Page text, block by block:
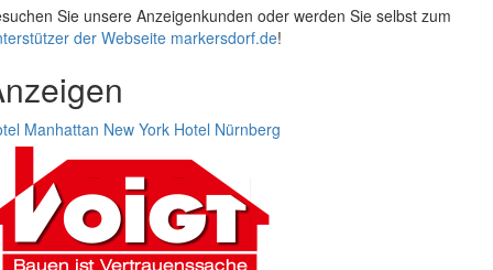
Sie unsere Anzeigenkunden oder werden Sie selbst zum
der Webseite markersdorf.de!
Manhattan New York Hotel Nürnberg